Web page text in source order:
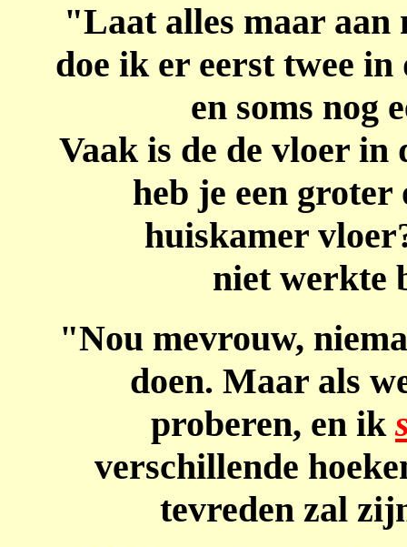
"Laat alles maar aan
doe ik er eerst twee
en soms nog
Vaak is de de vloer in
heb je een
huiskamer
niet werkte
"Nou mevrouw,
doen. Maar als
proberen, en ik
verschillende
tevreden zal